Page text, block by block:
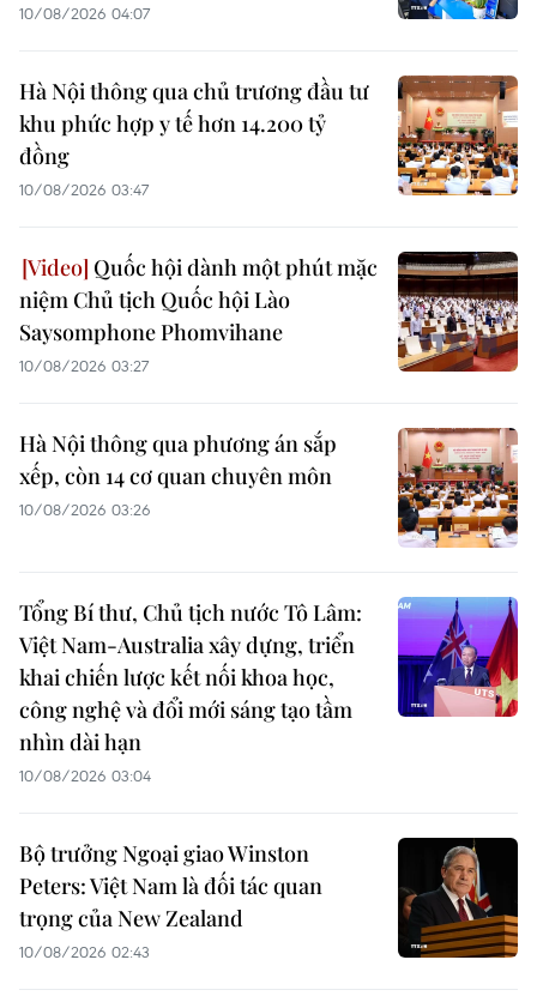
10/08/2026 04:07
Hà Nội thông qua chủ trương đầu tư
khu phức hợp y tế hơn 14.200 tỷ
đồng
10/08/2026 03:47
Quốc hội dành một phút mặc
niệm Chủ tịch Quốc hội Lào
Saysomphone Phomvihane
10/08/2026 03:27
Hà Nội thông qua phương án sắp
xếp, còn 14 cơ quan chuyên môn
10/08/2026 03:26
Tổng Bí thư, Chủ tịch nước Tô Lâm:
Việt Nam-Australia xây dựng, triển
khai chiến lược kết nối khoa học,
công nghệ và đổi mới sáng tạo tầm
nhìn dài hạn
10/08/2026 03:04
Bộ trưởng Ngoại giao Winston
Peters: Việt Nam là đối tác quan
trọng của New Zealand
10/08/2026 02:43